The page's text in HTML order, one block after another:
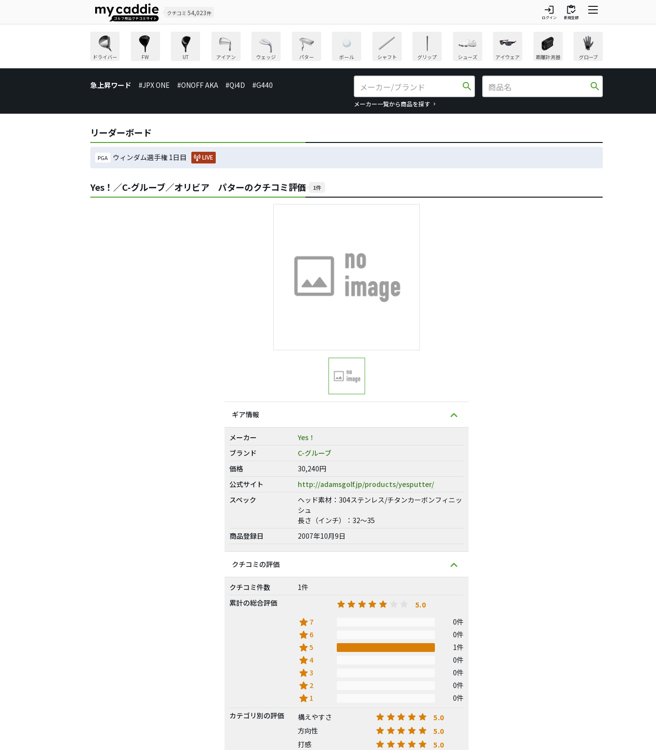
クチコミ 54,023件 login
ログイン
inventory
新規登録
ドライバー FW UT アイアン ウェッジ パター ボール シャフト グリップ シューズ アイウェア 距離計測器 グローブ
急上昇ワード #JPX ONE #ONOFF AKA #Qi4D #G440 search
メーカー一覧から商品を探す
search
リーダーボード
PGA ウィンダム選手権 1日目 LIVE
Yes！／C-グルーブ／オリビア パターのクチコミ評価 1件
ギア情報
メーカー
Yes！
ブランド
C-グルーブ
価格
30,240円
公式サイト
http://adamsgolf.jp/products/yesputter/
スペック
ヘッド素材：304ステンレス/チタンカーボンフィニッ
シュ
長さ（インチ）：32〜35
商品登録日
2007年10月9日
クチコミの評価
クチコミ件数
1件
累計の総合評価
5.0
star 7 0件
star 6 0件
star5 1件
star4 0件
star3 0件
star 2 0件
star 1
0件
カテゴリ別の評価
構えやすさ 5.0
方向性 5.0
打感 5.0